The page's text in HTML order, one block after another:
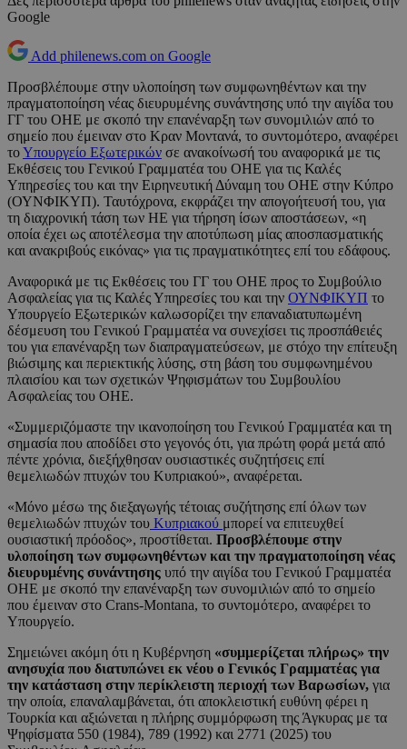
Google
Add philenews.com on Google
Προσβλέπουμε στην υλοποίηση των συμφωνηθέντων και την
πραγματοποίηση νέας διευρυμένης συνάντησης υπό την αιγίδα του
ΓΓ του ΟΗΕ με σκοπό την επανέναρξη των συνομιλιών από το
σημείο που έμειναν στο Κραν Μοντανά, το συντομότερο, αναφέρει
τοΥπουργείο Εξωτερικών σε ανακοίνωσή του αναφορικά με τις
Εκθέσεις του Γενικού Γραμματέα του ΟΗΕ για τις Καλές
Υπηρεσίες του και την Ειρηνευτική Δύναμη του ΟΗΕ στην Κύπρο
(ΟΥNΦΙΚΥΠ). Ταυτόχρονα, εκφράζει την απογοήτευσή του, για
τη διαχρονική τάση των ΗΕ για τήρηση ίσων αποστάσεων, «η
οποία έχει ως αποτέλεσμα την αποτύπωση μίας αποσπασματικής
και ανακριβούς εικόνας» για τις πραγματικότητες επί του εδάφους.
Αναφορικά με τις Εκθέσεις του ΓΓ του ΟΗΕ προς το Συμβούλιο
Ασφαλείας για τις Καλές Υπηρεσίες του και την ΟΥΝΦΙΚΥΠ το
Υπουργείο Εξωτερικών καλωσορίζει την επαναδιατυπωμένη
δέσμευση του Γενικού Γραμματέα να συνεχίσει τις προσπάθειές
του για επανέναρξη των διαπραγματεύσεων, με στόχο την επίτευξη
βιώσιμης και περιεκτικής λύσης, στη βάση του συμφωνημένου
πλαισίου και των σχετικών Ψηφισμάτων του Συμβουλίου
Ασφαλείας του ΟΗΕ.
«Συμμεριζόμαστε την ικανοποίηση του Γενικού Γραμματέα και τη
σημασία που αποδίδει στο γεγονός ότι, για πρώτη φορά μετά από
πέντε χρόνια, διεξήχθησαν ουσιαστικές συζητήσεις επί
θεμελιωδών πτυχών του Κυπριακού», αναφέρεται.
«Μόνο μέσω της διεξαγωγής τέτοιας συζήτησης επί όλων των
θεμελιωδών πτυχών του Κυπριακού μπορεί να επιτευχθεί
ουσιαστική πρόοδος», προστίθεται. Προσβλέπουμε στην
υλοποίηση των συμφωνηθέντων και την πραγματοποίηση νέας
διευρυμένης συνάντησης υπό την αιγίδα του Γενικού Γραμματέα
ΟΗΕ με σκοπό την επανέναρξη των συνομιλιών από το σημείο
που έμειναν στο Crans-Montana, το συντομότερο, αναφέρει το
Υπουργείο.
Σημειώνει ακόμη ότι η Κυβέρνηση «συμμερίζεται πλήρως» την
ανησυχία που διατυπώνει εκ νέου ο Γενικός Γραμματέας για
την κατάσταση στην περίκλειστη περιοχή των Βαρωσίων, για
την οποία, επαναλαμβάνεται, ότι αποκλειστική ευθύνη φέρει η
Τουρκία και αξιώνεται η πλήρης συμμόρφωση της Άγκυρας με τα
Ψηφίσματα 550 (1984), 789 (1992) και 2771 (2025) του